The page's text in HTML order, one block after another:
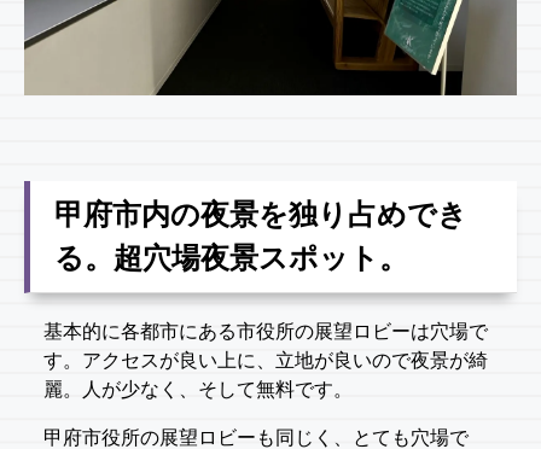
甲府市内の夜景を独り占めでき
る。超穴場夜景スポット。
基本的に各都市にある市役所の展望ロビーは穴場で
す。アクセスが良い上に、立地が良いので夜景が綺
麗。人が少なく、そして無料です。
甲府市役所の展望ロビーも同じく、とても穴場で